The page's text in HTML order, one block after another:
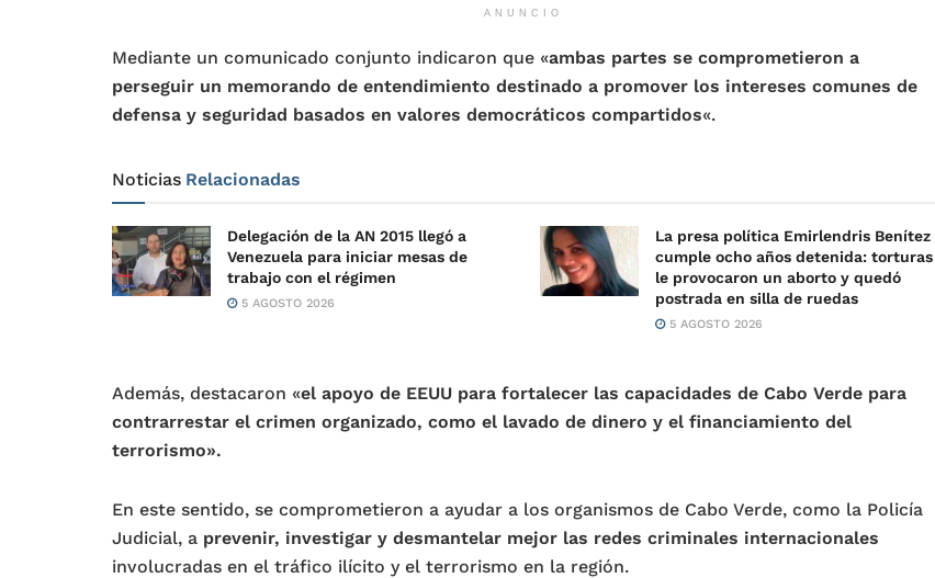
ANUNCIO
Mediante un comunicado conjunto indicaron que «ambas partes se comprometieron a
perseguir un memorando de entendimiento destinado a promover los intereses comunes de
defensa y seguridad basados ​​en valores democráticos compartidos«.
Noticias Relacionadas
Delegación de la AN 2015 llegó a
Venezuela para iniciar mesas de
trabajo con el régimen
5 AGOSTO 2026
La presa política Emirlendris Benítez
cumple ocho años detenida: torturas
le provocaron un aborto y quedó
postrada en silla de ruedas
5 AGOSTO 2026
Además, destacaron «el apoyo de EEUU para fortalecer las capacidades de Cabo Verde para
contrarrestar el crimen organizado, como el lavado de dinero y el financiamiento del
terrorismo».
En este sentido, se comprometieron a ayudar a los organismos de Cabo Verde, como la Policía
Judicial, a prevenir, investigar y desmantelar mejor las redes criminales internacionales
involucradas en el tráfico ilícito y el terrorismo en la región.